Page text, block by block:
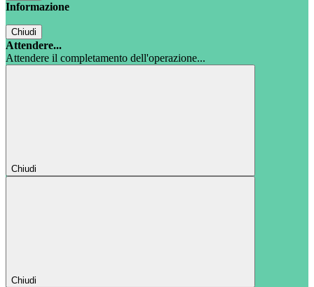
Informazione
Chiudi
Attendere...
Attendere il completamento dell'operazione...
Chiudi
Chiudi